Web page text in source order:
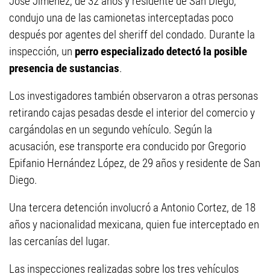
condujo una de las camionetas interceptadas poco
después por agentes del sheriff del condado. Durante la
inspección, un perro especializado detectó la posible
presencia de sustancias.
Los investigadores también observaron a otras personas
retirando cajas pesadas desde el interior del comercio y
cargándolas en un segundo vehículo. Según la
acusación, ese transporte era conducido por Gregorio
Epifanio Hernández López, de 29 años y residente de San
Diego.
Una tercera detención involucró a Antonio Cortez, de 18
años y nacionalidad mexicana, quien fue interceptado en
las cercanías del lugar.
Las inspecciones realizadas sobre los tres vehículos